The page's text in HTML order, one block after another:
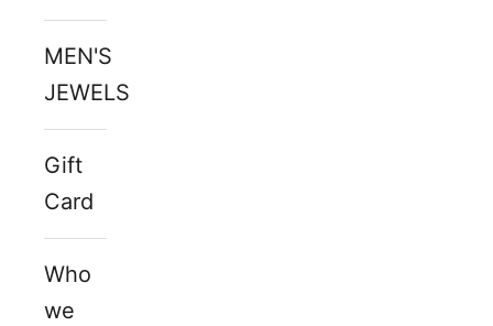
MEN'S
JEWELS
Gift
Card
Who
we